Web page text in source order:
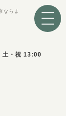
ならま
土・祝 13:00